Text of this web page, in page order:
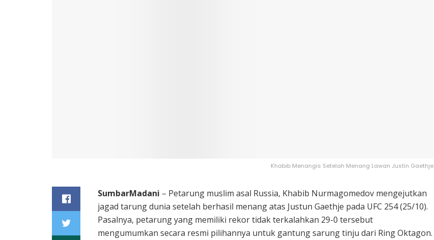
Khabib Menangis Setelah Menang Lawan Justin Gaethje
SumbarMadani – Petarung muslim asal Russia, Khabib Nurmagomedov mengejutkan
jagad tarung dunia setelah berhasil menang atas Justun Gaethje pada UFC 254 (25/10).
Pasalnya, petarung yang memiliki rekor tidak terkalahkan 29-0 tersebut
mengumumkan secara resmi pilihannya untuk gantung sarung tinju dari Ring Oktagon.